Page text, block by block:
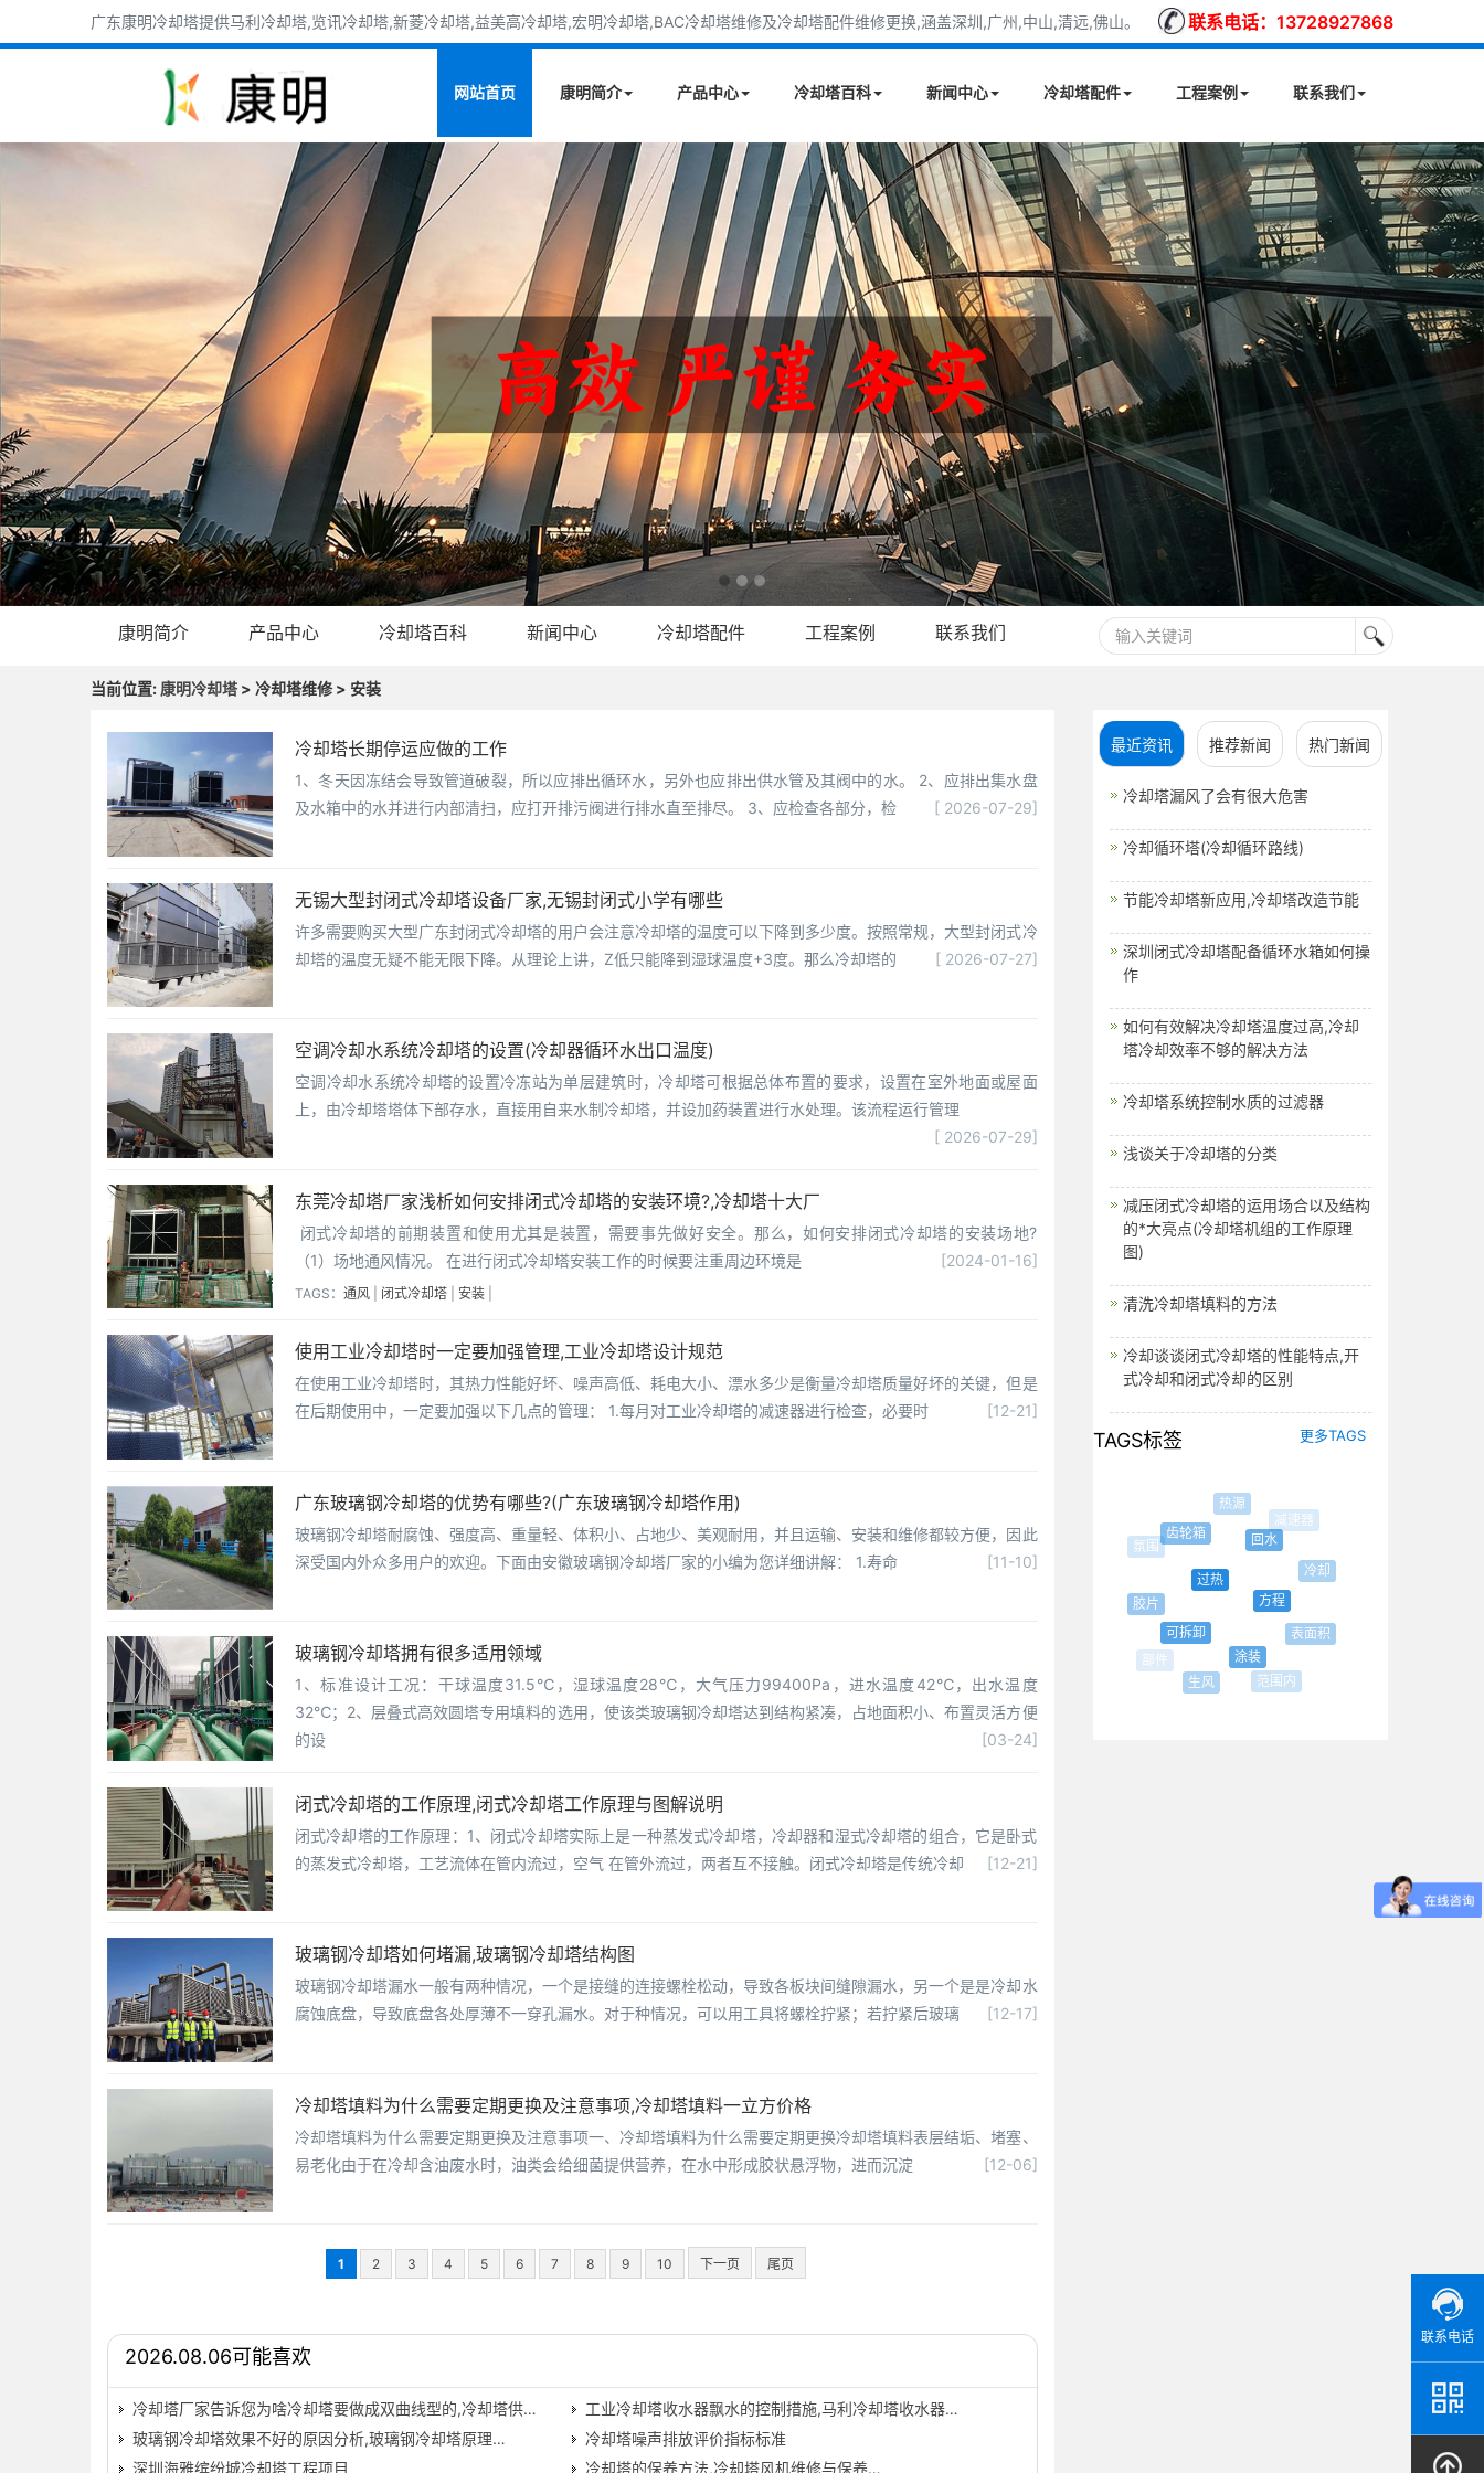
广东康明冷却塔提供马利冷却塔,览讯冷却塔,新菱冷却塔,益美高冷却塔,宏明冷却塔,BAC冷却塔维修及冷却塔配件维修更换,涵盖深圳,广州,中山,清远,佛山。 联系电话：13728927868
网站首页 康明简介 产品中心 冷却塔百科 新闻中心 冷却塔配件 工程案例 联系我们
康明简介 产品中心 冷却塔百科 新闻中心 冷却塔配件 工程案例 联系我们
当前位置: 康明冷却塔> 冷却塔维修 > 安装
冷却塔长期停运应做的工作
1、冬天因冻结会导致管道破裂，所以应排出循环水，另外也应排出供水管及其阀中的水。 2、应排出集水盘
及水箱中的水并进行内部清扫，应打开排污阀进行排水直至排尽。 3、应检查各部分，检
[ 2026-07-29]
无锡大型封闭式冷却塔设备厂家,无锡封闭式小学有哪些
许多需要购买大型广东封闭式冷却塔的用户会注意冷却塔的温度可以下降到多少度。按照常规，大型封闭式冷
却塔的温度无疑不能无限下降。从理论上讲，Z低只能降到湿球温度+3度。那么冷却塔的
[ 2026-07-27]
空调冷却水系统冷却塔的设置(冷却器循环水出口温度)
空调冷却水系统冷却塔的设置冷冻站为单层建筑时，冷却塔可根据总体布置的要求，设置在室外地面或屋面
上，由冷却塔塔体下部存水，直接用自来水制冷却塔，并设加药装置进行水处理。该流程运行管理
[ 2026-07-29]
东莞冷却塔厂家浅析如何安排闭式冷却塔的安装环境?,冷却塔十大厂
​ 闭式冷却塔的前期装置和使用尤其是装置，需要事先做好安全。那么，如何安排闭式冷却塔的安装场地?
（1）场地通风情况。​ 在进行闭式冷却塔安装工作的时候要注重周边环境是
[2024-01-16]
TAGS： 通风 闭式冷却塔 安装
使用工业冷却塔时一定要加强管理,工业冷却塔设计规范
在使用工业冷却塔时，其热力性能好坏、噪声高低、耗电大小、漂水多少是衡量冷却塔质量好坏的关键，但是
在后期使用中，一定要加强以下几点的管理： 1.每月对工业冷却塔的减速器进行检查，必要时
[12-21]
广东玻璃钢冷却塔的优势有哪些?(广东玻璃钢冷却塔作用)
玻璃钢冷却塔耐腐蚀、强度高、重量轻、体积小、占地少、美观耐用，并且运输、安装和维修都较方便，因此
深受国内外众多用户的欢迎。下面由安徽玻璃钢冷却塔厂家的小编为您详细讲解： 1.寿命
[11-10]
玻璃钢冷却塔拥有很多适用领域
1、标准设计工况：干球温度31.5℃，湿球温度28℃，大气压力99400Pa，进水温度42℃，出水温度
32℃；2、层叠式高效圆塔专用填料的选用，使该类玻璃钢冷却塔达到结构紧凑，占地面积小、布置灵活方便
的设
[03-24]
闭式冷却塔的工作原理,闭式冷却塔工作原理与图解说明
闭式冷却塔的工作原理：1、闭式冷却塔实际上是一种蒸发式冷却塔，冷却器和湿式冷却塔的组合，它是卧式
的蒸发式冷却塔，工艺流体在管内流过，空气 在管外流过，两者互不接触。闭式冷却塔是传统冷却
[12-21]
玻璃钢冷却塔如何堵漏,玻璃钢冷却塔结构图
玻璃钢冷却塔漏水一般有两种情况，一个是接缝的连接螺栓松动，导致各板块间缝隙漏水，另一个是是冷却水
腐蚀底盘，导致底盘各处厚薄不一穿孔漏水。对于种情况，可以用工具将螺栓拧紧；若拧紧后玻璃
[12-17]
冷却塔填料为什么需要定期更换及注意事项,冷却塔填料一立方价格
冷却塔填料为什么需要定期更换及注意事项一、冷却塔填料为什么需要定期更换冷却塔填料表层结垢、堵塞、
易老化由于在冷却含油废水时，油类会给细菌提供营养，在水中形成胶状悬浮物，进而沉淀
[12-06]
1 2 3 4 5 6 7 8 9 10 下一页 尾页
2026.08.06可能喜欢
冷却塔厂家告诉您为啥冷却塔要做成双曲线型的,冷却塔供…
工业冷却塔收水器飘水的控制措施,马利冷却塔收水器…
玻璃钢冷却塔效果不好的原因分析,玻璃钢冷却塔原理…
冷却塔噪声排放评价指标标准
深圳海雅缤纷城冷却塔工程项目
冷却塔的保养方法,冷却塔风机维修与保养…
最近资讯 推荐新闻 热门新闻
冷却塔漏风了会有很大危害
冷却循环塔(冷却循环路线)
节能冷却塔新应用,冷却塔改造节能
深圳闭式冷却塔配备循环水箱如何操
作
如何有效解决冷却塔温度过高,冷却
塔冷却效率不够的解决方法
​冷却塔系统控制水质的过滤器
浅谈关于冷却塔的分类
减压闭式冷却塔的运用场合以及结构
的*大亮点(冷却塔机组的工作原理
图)
清洗冷却塔填料的方法
冷却谈谈闭式冷却塔的性能特点,开
式冷却和闭式冷却的区别
TAGS标签 更多TAGS
胶片
可拆卸
过热
齿轮箱
生风
涂装
方程
回水
热源
范围内
表面积
冷却
减速器
部位
联系电话